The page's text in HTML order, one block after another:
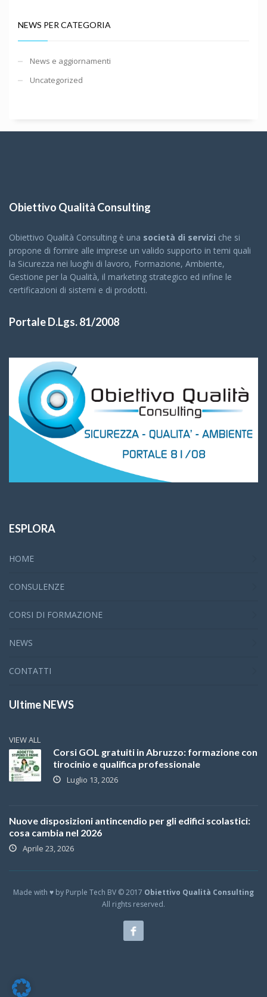
NEWS PER CATEGORIA
News e aggiornamenti
Uncategorized
Obiettivo Qualità Consulting
Obiettivo Qualità Consulting è una società di servizi che si
propone di fornire alle imprese un valido supporto in temi quali
la Sicurezza nei luoghi di lavoro, Formazione, Ambiente,
Gestione per la Qualità, il marketing strategico ed infine le
certificazioni di sistemi e di prodotti.
Portale D.Lgs. 81/2008
ESPLORA
HOME
CONSULENZE
CORSI DI FORMAZIONE
NEWS
CONTATTI
Ultime NEWS
VIEW ALL
Corsi GOL gratuiti in Abruzzo: formazione con
tirocinio e qualifica professionale
Luglio 13, 2026
Nuove disposizioni antincendio per gli edifici scolastici:
cosa cambia nel 2026
Aprile 23, 2026
Made with ♥ by Purple Tech BV © 2017 Obiettivo Qualità Consulting
All rights reserved.